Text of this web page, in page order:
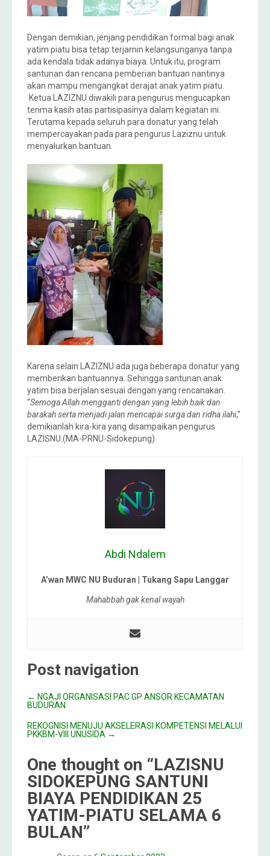
Dengan demikian, jenjang pendidikan formal bagi anak
yatim piatu bisa tetap terjamin kelangsunganya tanpa
ada kendala tidak adanya biaya. Untuk itu, program
santunan dan rencana pemberian bantuan nantinya
akan mampu mengangkat derajat anak yatim piatu.
Ketua LAZIZNU diwakili para pengurus mengucapkan
terima kasih atas partisipasinya dalam kegiatan ini.
Terutama kepada seluruh para donatur yang telah
mempercayakan pada para pengurus Laziznu untuk
menyalurkan bantuan.
Karena selain LAZIZNU ada juga beberapa donatur yang
memberikan bantuannya. Sehingga santunan anak
yatim bisa berjalan sesuai dengan yang rencanakan.
“Semoga Allah mengganti dengan yang lebih baik dan
barakah serta menjadi jalan mencapai surga dan ridha ilahi,”
demikianlah kira-kira yang disampaikan pengurus
LAZISNU.(MA-PRNU-Sidokepung)
Abdi Ndalem
A’wan MWC NU Buduran | Tukang Sapu Langgar
Mahabbah gak kenal wayah
Post navigation
← NGAJI ORGANISASI PAC GP ANSOR KECAMATAN
BUDURAN
REKOGNISI MENUJU AKSELERASI KOMPETENSI MELALUI
PKKBM-VIII UNUSIDA →
One thought on “LAZISNU
SIDOKEPUNG SANTUNI
BIAYA PENDIDIKAN 25
YATIM-PIATU SELAMA 6
BULAN”